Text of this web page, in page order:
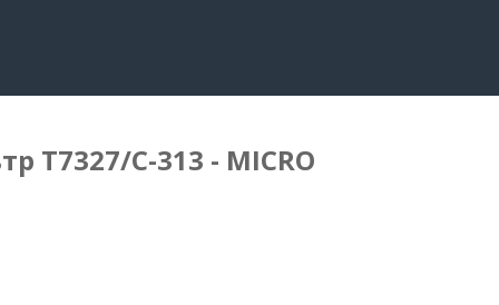
T7327/C-313 - MICRO